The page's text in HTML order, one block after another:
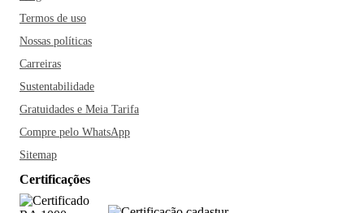
Termos de uso
Nossas políticas
Carreiras
Sustentabilidade
Gratuidades e Meia Tarifa
Compre pelo WhatsApp
Sitemap
Certificações